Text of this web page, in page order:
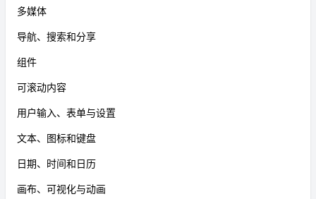
多媒体
导航、搜索和分享
组件
可滚动内容
用户输入、表单与设置
文本、图标和键盘
日期、时间和日历
画布、可视化与动画